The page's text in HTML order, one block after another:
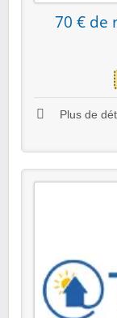
70 € de
Plus de